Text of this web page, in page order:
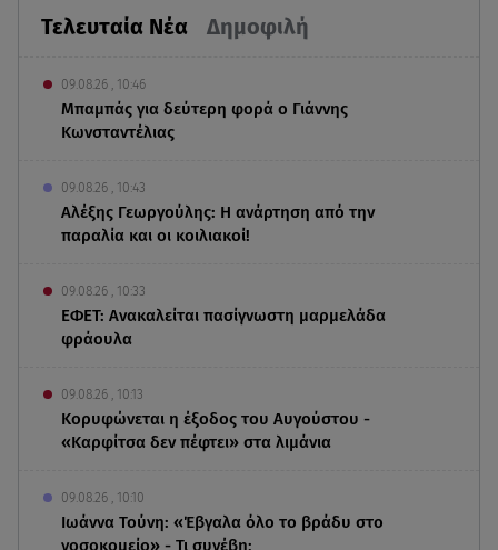
Τελευταία Νέα Δημοφιλή
09.08.26 , 10:46
Μπαμπάς για δεύτερη φορά ο Γιάννης
Κωνσταντέλιας
09.08.26 , 10:43
Αλέξης Γεωργούλης: Η ανάρτηση από την
παραλία και οι κοιλιακοί!
09.08.26 , 10:33
ΕΦΕΤ: Ανακαλείται πασίγνωστη μαρμελάδα
φράουλα
09.08.26 , 10:13
Κορυφώνεται η έξοδος του Αυγούστου -
«Καρφίτσα δεν πέφτει» στα λιμάνια
09.08.26 , 10:10
Ιωάννα Τούνη: «Έβγαλα όλο το βράδυ στο
νοσοκομείο» - Τι συνέβη;